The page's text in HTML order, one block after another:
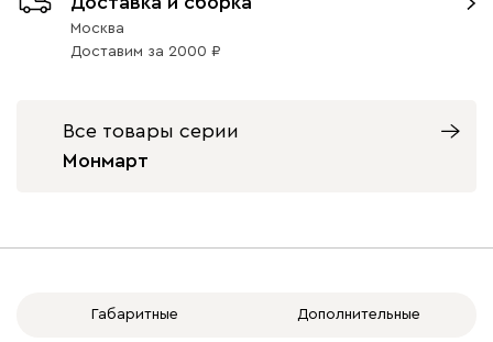
петли справа петли слева
Москва
Доставим за 2000
Все товары серии
Монмарт
Габаритные Дополнительные